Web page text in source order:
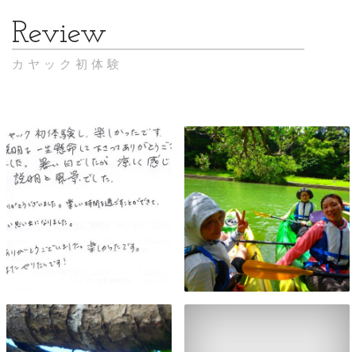
カヤック初体験